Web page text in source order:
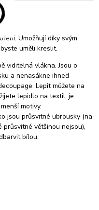
Umožňují díky svým
uměli kreslit.
viditelná vlákna. Jsou o
a nenasákne ihned
Lepit můžete na
lepidlo na textil, je
motivy.
jsou průsvitné ubrousky (na
většinou nejsou),
bílou.